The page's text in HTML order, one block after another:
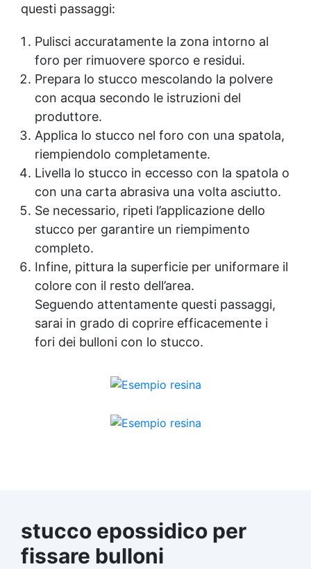
questi passaggi:
Pulisci accuratamente la zona intorno al
foro per rimuovere sporco e residui.
Prepara lo stucco mescolando la polvere
con acqua secondo le istruzioni del
produttore.
Applica lo stucco nel foro con una spatola,
riempiendolo completamente.
Livella lo stucco in eccesso con la spatola o
con una carta abrasiva una volta asciutto.
Se necessario, ripeti l’applicazione dello
stucco per garantire un riempimento
completo.
Infine, pittura la superficie per uniformare il
colore con il resto dell’area.
Seguendo attentamente questi passaggi,
sarai in grado di coprire efficacemente i
fori dei bulloni con lo stucco.
stucco epossidico per
fissare bulloni